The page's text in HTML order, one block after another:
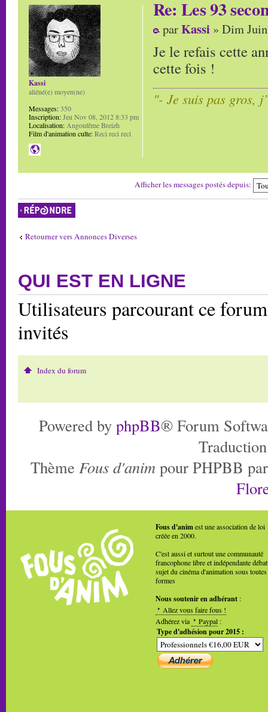
Re: Les 93
parKassi » Dim
Je le refais cette
cette fois !
"- Je suis pas gros,
Kassi
aliéné(e) moyen(ne)
Messages:350
Inscription:Jeu Nov 08, 2012 8:33 pm
Localisation: Angoulême Breizh
Film d'animation culte:Reci reci reci
Afficher les messages postés depuis:
Répondre
Retourner vers Annonces Diverses
QUI EST EN LIGNE
Utilisateurs parcourant ce
invités
Index du forum
Powered by phpBB® Forum
Thème Fous d'anim pour PHPBB
Fous d'animest une association de loi
créée en 2000.
C'est aussi et surtout une communauté
francophone libre et indépendante
sujet du cinéma d'animation sous toutes
formes
Nous soutenir en adhérant :
Allez vous faire fous !
Adhérez via
Paypal :
Type d'adhésion pour 2015 :